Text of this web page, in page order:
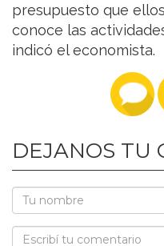
presupuesto que
conoce las
indicó el economista.
DEJANOS TU